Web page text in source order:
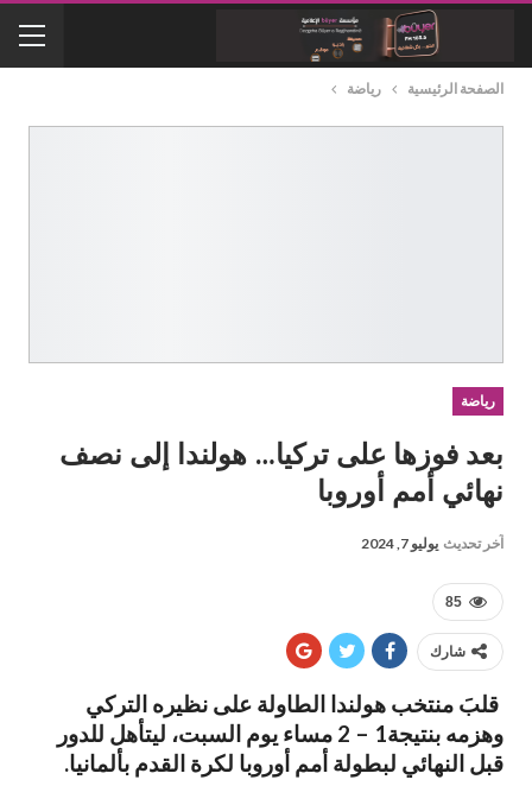
الصفحة الرئيسية رياضة
رياضة
بعد فوزها على تركيا… هولندا إلى نصف
نهائي أمم أوروبا
آخر تحديث يوليو 7, 2024
85
شارك
قلبَ منتخب هولندا الطاولة على نظيره التركي
وهزمه بنتيجة1 – 2 مساء يوم السبت، ليتأهل للدور
قبل النهائي لبطولة أمم أوروبا لكرة القدم بألمانيا.